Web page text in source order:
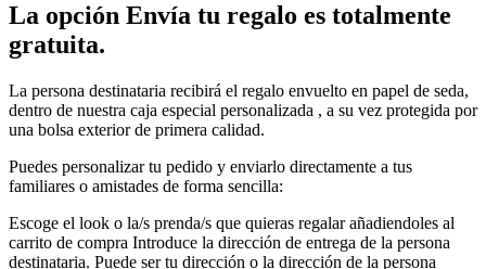
La opción Envía tu regalo es totalmente
gratuita.
La persona destinataria recibirá el regalo envuelto en papel de seda,
dentro de nuestra caja especial personalizada , a su vez protegida por
una bolsa exterior de primera calidad.
Puedes personalizar tu pedido y enviarlo directamente a tus
familiares o amistades de forma sencilla:
Escoge el look o la/s prenda/s que quieras regalar añadiendoles al
carrito de compra Introduce la dirección de entrega de la persona
destinataria. Puede ser tu dirección o la dirección de la persona